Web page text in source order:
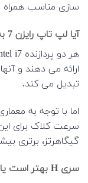
سازی مناسب همراه
آیا لپ تاپ رایزن 7 به خوبی لپ تاپ i7 است؟
ارائه می دهند و
تبدیل می کند.
گیگاهرتز، برتری
سری H بهتر است یا HS یا U؟